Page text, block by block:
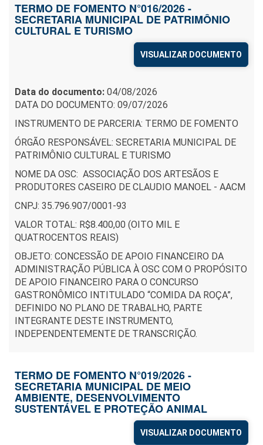
TERMO DE FOMENTO N°016/2026 -
SECRETARIA MUNICIPAL DE PATRIMÔNIO
CULTURAL E TURISMO
VISUALIZAR DOCUMENTO
Data do documento: 04/08/2026
DATA DO DOCUMENTO: 09/07/2026
INSTRUMENTO DE PARCERIA: TERMO DE FOMENTO
ÓRGÃO RESPONSÁVEL: SECRETARIA MUNICIPAL DE
PATRIMÔNIO CULTURAL E TURISMO
NOME DA OSC: ASSOCIAÇÃO DOS ARTESÃOS E
PRODUTORES CASEIRO DE CLAUDIO MANOEL - AACM
CNPJ: 35.796.907/0001-93
VALOR TOTAL: R$8.400,00 (OITO MIL E
QUATROCENTOS REAIS)
OBJETO: CONCESSÃO DE APOIO FINANCEIRO DA
ADMINISTRAÇÃO PÚBLICA À OSC COM O PROPÓSITO
DE APOIO FINANCEIRO PARA O CONCURSO
GASTRONÔMICO INTITULADO “COMIDA DA ROÇA”,
DEFINIDO NO PLANO DE TRABALHO, PARTE
INTEGRANTE DESTE INSTRUMENTO,
INDEPENDENTEMENTE DE TRANSCRIÇÃO.
TERMO DE FOMENTO N°019/2026 -
SECRETARIA MUNICIPAL DE MEIO
AMBIENTE, DESENVOLVIMENTO
SUSTENTÁVEL E PROTEÇÃO ANIMAL
VISUALIZAR DOCUMENTO